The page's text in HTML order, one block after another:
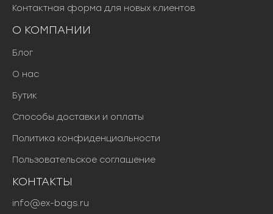
Контактная форма для новых клиентов
О КОМПАНИИ
Блог
О нас
Бутик
Способы доставки и оплаты
Политика конфиденциальности
Пользовательское соглашение
КОНТАКТЫ
info@ex-bags.ru